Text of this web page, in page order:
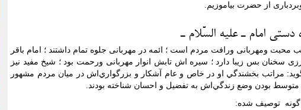
از حضرت بیاموزیم.
ومهربانی ورافت مردم است ؛ ائمه در مهربانی جلوه تمام داشتند ؛ امام باقر
سخنان بس زیبا دارد ؛ سیره اش تابش انوار مهربانی ورحمت بود ؛ شيخ مفيد نيز
مراتب بخشندگي او در خاص و عام آشكار و بزرگواري‌اش در ميان مردم مشهور
متوسط بودن وضع زندگي‌اش به تفضيل و احسان شناخته بودند.
توصيف شده: